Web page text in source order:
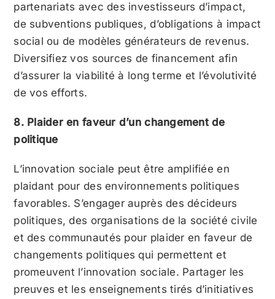
partenariats avec des investisseurs d’impact,
de subventions publiques, d’obligations à impact
social ou de modèles générateurs de revenus.
Diversifiez vos sources de financement afin
d’assurer la viabilité à long terme et l’évolutivité
de vos efforts.
8. Plaider en faveur d’un changement de
politique
L’innovation sociale peut être amplifiée en
plaidant pour des environnements politiques
favorables. S’engager auprès des décideurs
politiques, des organisations de la société civile
et des communautés pour plaider en faveur de
changements politiques qui permettent et
promeuvent l’innovation sociale. Partager les
preuves et les enseignements tirés d’initiatives